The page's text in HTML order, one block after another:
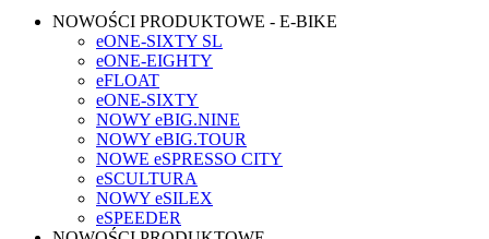
NOWOŚCI PRODUKTOWE - E-BIKE
eONE-SIXTY SL
eONE-EIGHTY
eFLOAT
eONE-SIXTY
NOWY eBIG.NINE
NOWY eBIG.TOUR
NOWE eSPRESSO CITY
eSCULTURA
NOWY eSILEX
eSPEEDER